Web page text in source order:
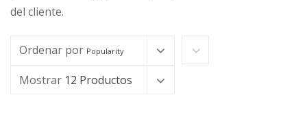
del cliente.
Ordenar por Popularity
Mostrar 12 Productos